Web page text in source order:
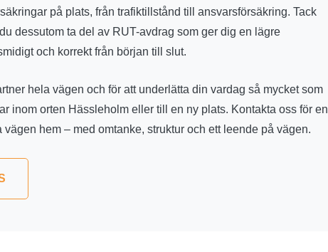
på plats, från trafiktillstånd till ansvarsförsäkring. Tack
dessutom ta del av RUT-avdrag som ger dig en lägre
och korrekt från början till slut.
hela vägen och för att underlätta din vardag så mycket som
inom orten Hässleholm eller till en ny plats. Kontakta oss för en
hem – med omtanke, struktur och ett leende på vägen.